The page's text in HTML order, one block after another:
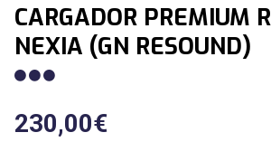
CARGADOR PREMIUM
NEXIA (GN RESOUND)
230,00€